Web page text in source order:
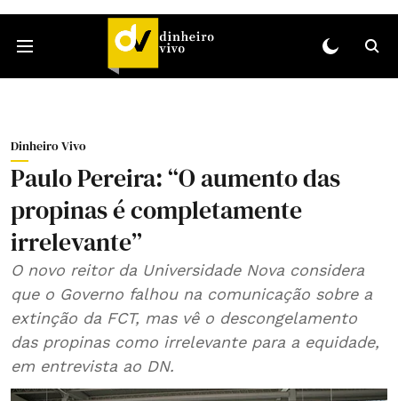
Dinheiro Vivo
Paulo Pereira: “O aumento das
propinas é completamente
irrelevante”
O novo reitor da Universidade Nova considera
que o Governo falhou na comunicação sobre a
extinção da FCT, mas vê o descongelamento
das propinas como irrelevante para a equidade,
em entrevista ao DN.